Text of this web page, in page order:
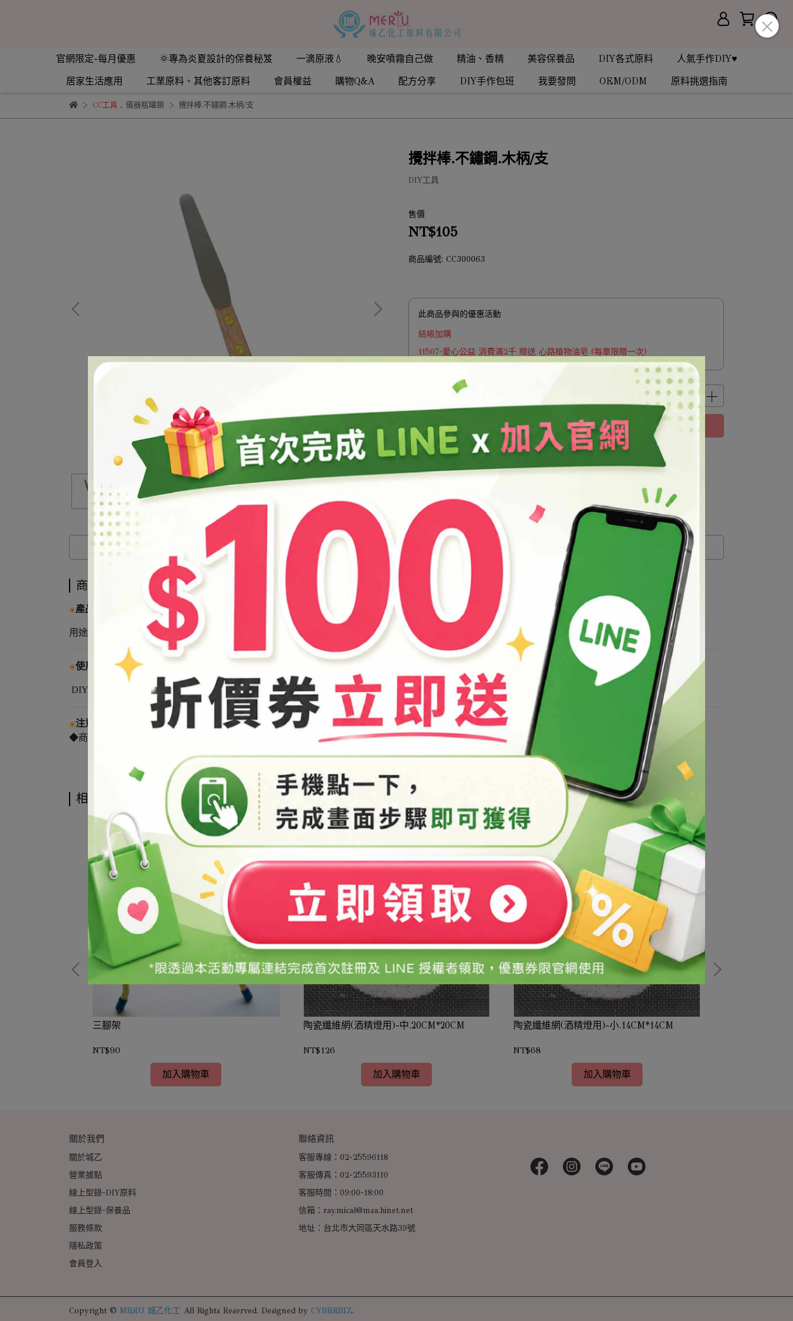
官網限定-每月優惠 🌞專為炎夏設計的保養秘笈 一滴原液💧 晚安噴霧自己做 精油、香精 美容保養品 DIY各式原料
人氣手作DIY♥
居家生活應用
工業原料、其他客訂原料 會員權益 購物Q&A 配方分享 DIY手作包班 我要發問 OEM/ODM 原料挑選指南
CC工具, 儀器瓶罐類 攪拌棒.不鏽鋼.木柄/支
攪拌棒.不鏽鋼.木柄/支
DIY工具
售價
NT$105
商品編號: CC300063
此商品參與的優惠活動
結帳加購
11507-愛心公益 消費滿2千 贈送 心路植物油皂 (每單限贈一次)
加入購物車 立即購買
商品介紹
商品介紹
產品說明
用途攪拌
使用方法
DIY製作時可作攪拌使用
注意事項
◆商品基於保障消費者個人衛生問題，如已拆箱恕無提供退換貨服務，敬請見諒。
相關商品
三腳架
NT$90
加入購物車
陶瓷纖維網(酒精燈用)-中.20CM*20CM
NT$126
加入購物車
陶瓷纖維網(酒精燈用)-小.14CM*14CM
NT$68
加入購物車
關於我們
關於城乙
營業據點
線上型錄-DIY原料
線上型錄-保養品
服務條款
隱私政策
會員登入
聯絡資訊
客服專線：02-25596118
客服傳真：02-25593110
客服時間：09:00-18:00
信箱：ray.mical@msa.hinet.net
地址：台北市大同區天水路39號
Copyright © MERU 城乙化工 All Rights Reserved. Designed by CYBERBIZ.